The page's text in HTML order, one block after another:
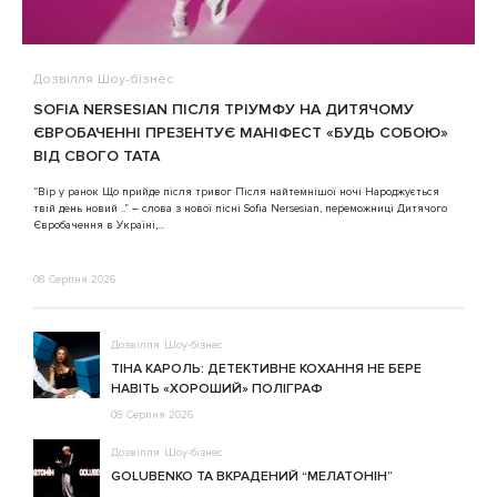
Дозвілля Шоу-бізнес
SOFIA NERSESIAN ПІСЛЯ ТРІУМФУ НА ДИТЯЧОМУ
ЄВРОБАЧЕННІ ПРЕЗЕНТУЄ МАНІФЕСТ «БУДЬ СОБОЮ»
ВІД СВОГО ТАТА
“Вір у ранок Що прийде після тривог Після найтемнішої ночі Народжується
твій день новий ..” – слова з нової пісні Sofia Nersesian, переможниці Дитячого
Євробачення в Україні,...
08 Серпня 2026
Дозвілля Шоу-бізнес
ТІНА КАРОЛЬ: ДЕТЕКТИВНЕ КОХАННЯ НЕ БЕРЕ
НАВІТЬ «ХОРОШИЙ» ПОЛІГРАФ
08 Серпня 2026
Дозвілля Шоу-бізнес
GOLUBENKO ТА ВКРАДЕНИЙ “МЕЛАТОНІН”